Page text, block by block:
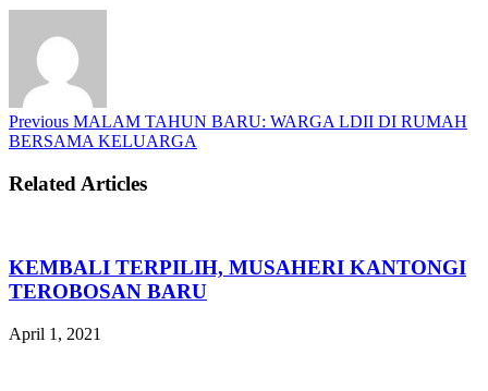
Previous MALAM TAHUN BARU: WARGA LDII DI RUMAH
BERSAMA KELUARGA
Related Articles
KEMBALI TERPILIH, MUSAHERI KANTONGI
TEROBOSAN BARU
April 1, 2021